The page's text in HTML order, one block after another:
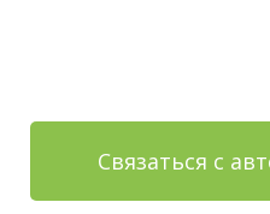
Связаться с